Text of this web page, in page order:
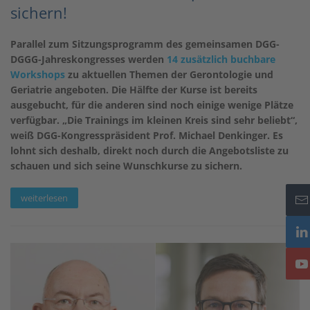
sichern!
Parallel zum Sitzungsprogramm des gemeinsamen DGG-
DGGG-Jahreskongresses werden 14 zusätzlich buchbare
Workshops zu aktuellen Themen der Gerontologie und
Geriatrie angeboten. Die Hälfte der Kurse ist bereits
ausgebucht, für die anderen sind noch einige wenige Plätze
verfügbar. „Die Trainings im kleinen Kreis sind sehr beliebt“,
weiß DGG-Kongresspräsident Prof. Michael Denkinger. Es
lohnt sich deshalb, direkt noch durch die Angebotsliste zu
schauen und sich seine Wunschkurse zu sichern.
weiterlesen